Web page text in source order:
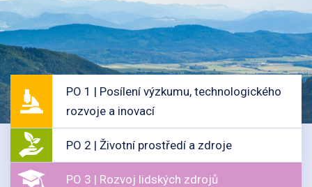
PO 1 | Posílení výzkumu, technologického
rozvoje a inovací
PO 2 | Životní prostředí a zdroje
PO 3 | Rozvoj lidských zdrojů